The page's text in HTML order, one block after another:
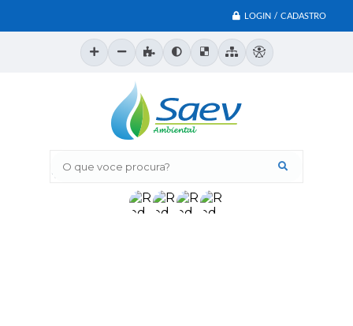
LOGIN / CADASTRO
O que voce procura?